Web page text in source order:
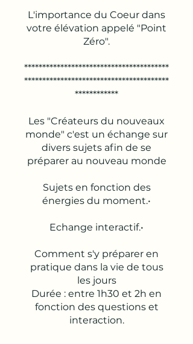
L'importance du Coeur dans
votre élévation appelé "Point
Zéro".
****************************************
****************************************
************
Les "Créateurs du nouveaux
monde" c'est un échange sur
divers sujets afin de se
préparer au nouveau monde
Sujets en fonction des
énergies du moment.•
Echange interactif.•
Comment s'y préparer en
pratique dans la vie de tous
les jours
Durée : entre 1h30 et 2h en
fonction des questions et
interaction.